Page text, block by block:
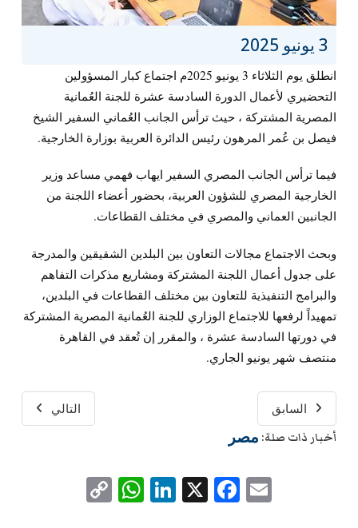
3 يونيو 2025
انطلق يوم الثلاثاء 3 يونيو 2025م اجتماع كبار المسؤولين
التحضيري لأعمال الدورة السادسة عشرة للجنة العُمانية
المصرية المشتركة ، حيث ترأس الجانب العُماني السفير الشيخ
فيصل بن عُمر المرهون رئيس الدائرة العربية بوزارة الخارجية.
فيما ترأس الجانب المصري السفير ايهاب فهمي مساعد وزير
الخارجية المصري للشؤون العربية، بحضور أعضاء اللجنة من
الجانبين العماني والمصري في مختلف القطاعات.
وبحث الاجتماع مجالات التعاون بين البلدين الشقيقين والمدرجة
على جدول أعمال اللجنة المشتركة ومشاريع مذكرات التفاهم
والبرامج التنفيذية للتعاون بين مختلف القطاعات في البلدين،
تمهيداً لرفعها للاجتماع الوزاري للجنة العُمانية المصرية المشتركة
في دورتها السادسة عشرة ، والمقرر إن تُعقد في القاهرة
منتصف شهر يونيو الجاري.
السابق التالي
أخبار ذات صلة: مصر
Email
Facebook
X
LinkedIn
WhatsApp
Copy